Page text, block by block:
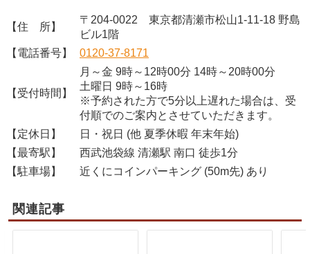
【住 所】
〒204-0022 東京都清瀬市松山1-11-18 野島
ビル1階
【電話番号】
0120-37-8171
【受付時間】
月～金 9時～12時00分 14時～20時00分
土曜日 9時～16時
※予約された方で5分以上遅れた場合は、受
付順でのご案内とさせていただきます。
【定休日】
日・祝日 (他 夏季休暇 年末年始)
【最寄駅】
西武池袋線 清瀬駅 南口 徒歩1分
【駐車場】
近くにコインパーキング (50m先) あり
関連記事